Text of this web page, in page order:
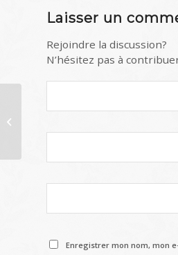
Laisser un
Rejoindre la discussion?
N’hésitez pas à
Enregistrer mon nom, mon
crèche